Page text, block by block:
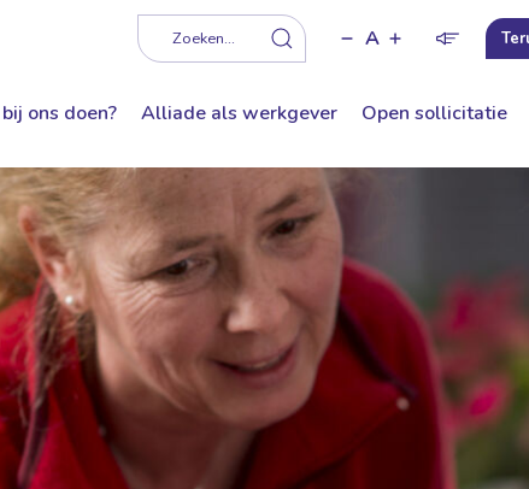
Zoeken... A
ons doen? Alliade als werkgever Open sollicitatie